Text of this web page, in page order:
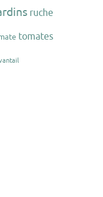
ruche
tomates